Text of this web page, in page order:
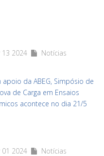
13 2024 Notícias
01 2024 Notícias